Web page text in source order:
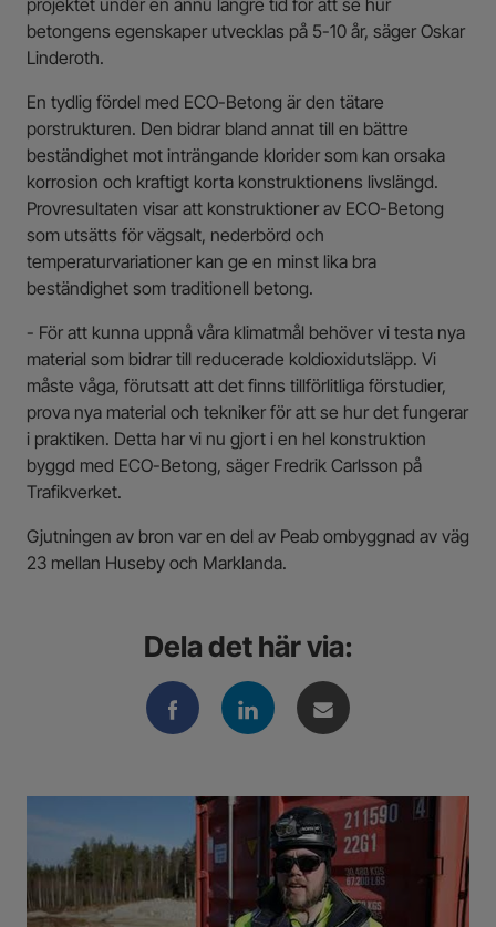
projektet under en ännu längre tid för att se hur
betongens egenskaper utvecklas på 5-10 år, säger Oskar
Linderoth.
En tydlig fördel med ECO-Betong är den tätare
porstrukturen. Den bidrar bland annat till en bättre
beständighet mot inträngande klorider som kan orsaka
korrosion och kraftigt korta konstruktionens livslängd.
Provresultaten visar att konstruktioner av ECO-Betong
som utsätts för vägsalt, nederbörd och
temperaturvariationer kan ge en minst lika bra
beständighet som traditionell betong.
- För att kunna uppnå våra klimatmål behöver vi testa nya
material som bidrar till reducerade koldioxidutsläpp. Vi
måste våga, förutsatt att det finns tillförlitliga förstudier,
prova nya material och tekniker för att se hur det fungerar
i praktiken. Detta har vi nu gjort i en hel konstruktion
byggd med ECO-Betong, säger Fredrik Carlsson på
Trafikverket.
Gjutningen av bron var en del av Peab ombyggnad av väg
23 mellan Huseby och Marklanda.
Dela det här via: